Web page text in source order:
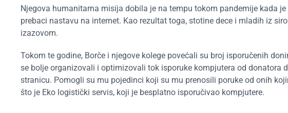
Njegova humanitarna misija dobila je na tempu tokom pandemije kada
prebaci nastavu na internet. Kao rezultat toga, stotine dece i mladih iz
izazovom.
Tokom te godine, Borče i njegove kolege povećali su broj isporučenih
se bolje organizovali i optimizovali tok isporuke kompjutera od donatora
stranicu. Pomogli su mu pojedinci koji su mu prenosili poruke od onih
što je Eko logistički servis, koji je besplatno isporučivao kompjutere.